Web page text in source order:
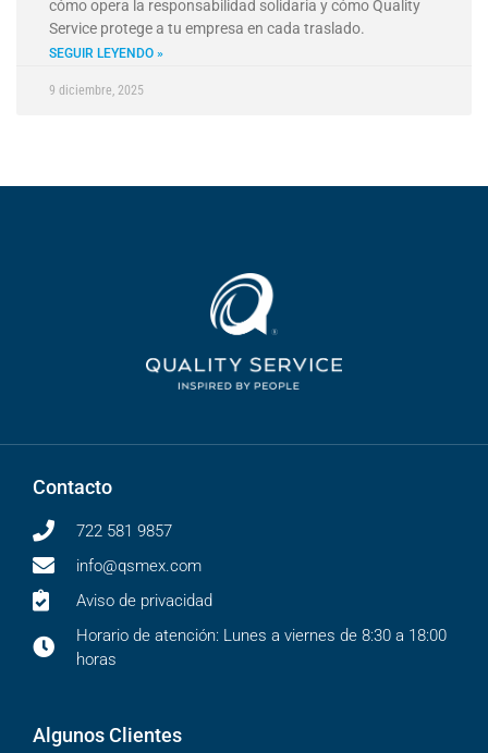
cómo opera la responsabilidad solidaria y cómo Quality
Service protege a tu empresa en cada traslado.
SEGUIR LEYENDO »
9 diciembre, 2025
Contacto
722 581 9857
info@qsmex.com
Aviso de privacidad
Horario de atención: Lunes a viernes de 8:30 a 18:00
horas
Algunos Clientes